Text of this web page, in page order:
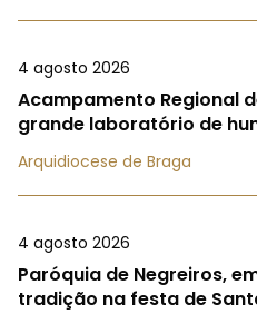
4 agosto 2026
Acampamento Regional
grande laboratório de
Arquidiocese de Braga
4 agosto 2026
Paróquia de Negreiros,
tradição na festa de